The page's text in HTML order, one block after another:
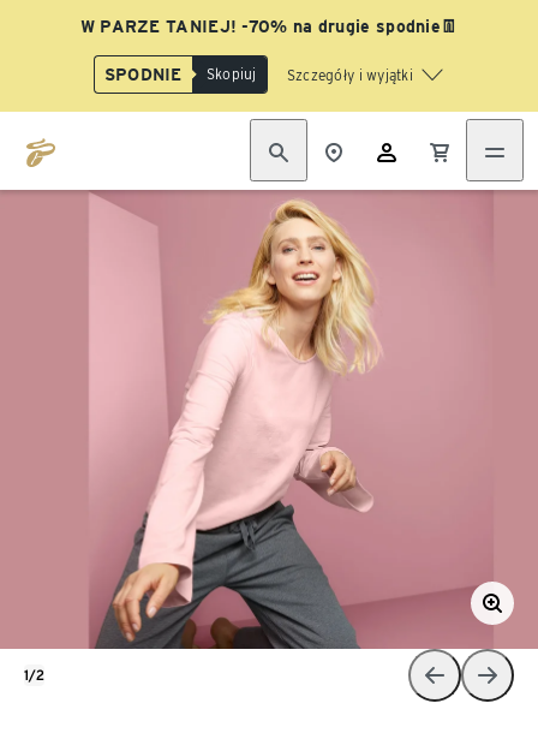
W PARZE TANIEJ! -70% na drugie spodnie👖
SPODNIE Skopiuj Szczegóły i wyjątki
1/2